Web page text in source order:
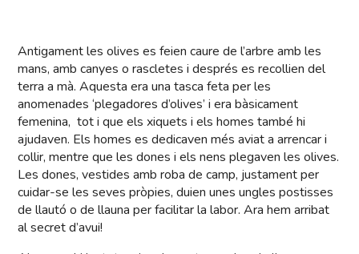
Antigament les olives es feien caure de l’arbre amb les
mans, amb canyes o rascletes i després es recollien del
terra a mà. Aquesta era una tasca feta per les
anomenades ‘plegadores d’olives’ i era bàsicament
femenina, tot i que els xiquets i els homes també hi
ajudaven. Els homes es dedicaven més aviat a arrencar i
collir, mentre que les dones i els nens plegaven les olives.
Les dones, vestides amb roba de camp, justament per
cuidar-se les seves pròpies, duien unes ungles postisses
de llautó o de llauna per facilitar la labor. Ara hem arribat
al secret d’avui!